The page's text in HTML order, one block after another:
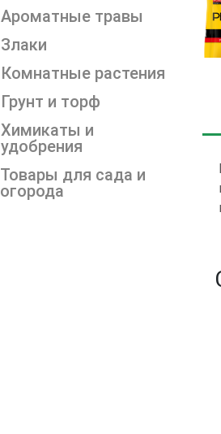
Ароматные травы
Злаки
Комнатные растения
Грунт и торф
Химикаты и
удобрения
Товары для сада и
огорода